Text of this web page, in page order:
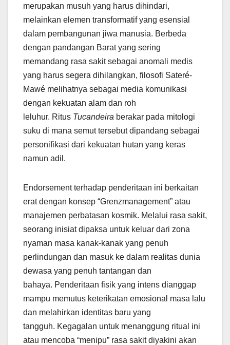
merupakan musuh yang harus dihindari,
melainkan elemen transformatif yang esensial
dalam pembangunan jiwa manusia. Berbeda
dengan pandangan Barat yang sering
memandang rasa sakit sebagai anomali medis
yang harus segera dihilangkan, filosofi Sateré-
Mawé melihatnya sebagai media komunikasi
dengan kekuatan alam dan roh
leluhur. Ritus Tucandeira berakar pada mitologi
suku di mana semut tersebut dipandang sebagai
personifikasi dari kekuatan hutan yang keras
namun adil.
Endorsement terhadap penderitaan ini berkaitan
erat dengan konsep “Grenzmanagement” atau
manajemen perbatasan kosmik. Melalui rasa sakit,
seorang inisiat dipaksa untuk keluar dari zona
nyaman masa kanak-kanak yang penuh
perlindungan dan masuk ke dalam realitas dunia
dewasa yang penuh tantangan dan
bahaya. Penderitaan fisik yang intens dianggap
mampu memutus keterikatan emosional masa lalu
dan melahirkan identitas baru yang
tangguh. Kegagalan untuk menanggung ritual ini
atau mencoba “menipu” rasa sakit diyakini akan